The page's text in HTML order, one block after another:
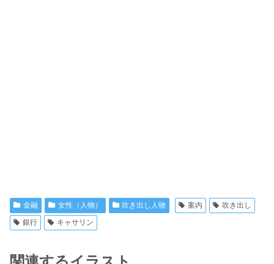
金融 女性（人物） 吹き出し人物 案内
吹き出し
銀行
キャサリン